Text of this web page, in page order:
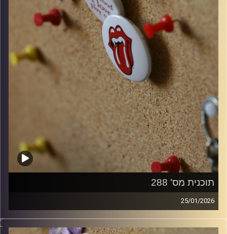
תוכנית מס' 288
25/01/2026
קלאסיקות רוק עם אורן הוף.